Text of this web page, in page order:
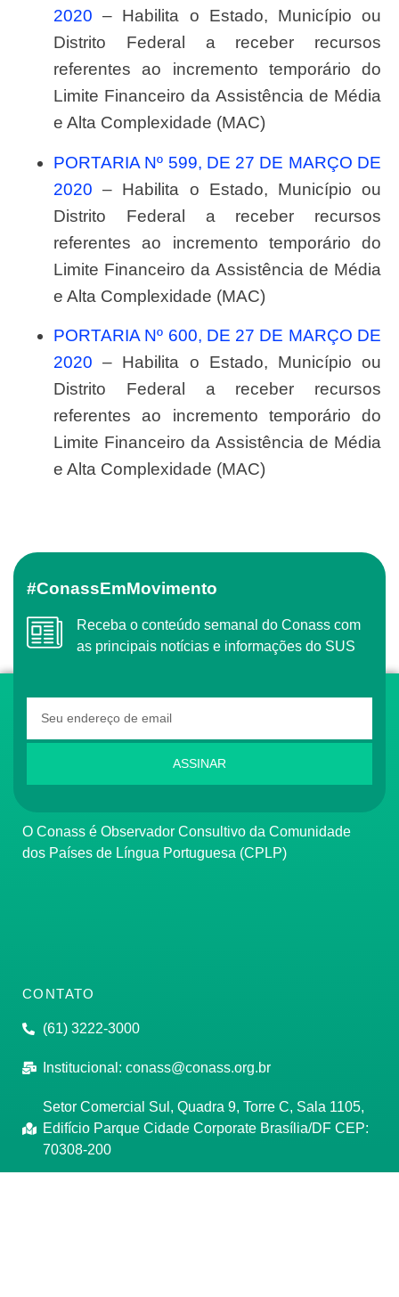
2020 – Habilita o Estado, Município ou
Distrito Federal a receber recursos
referentes ao incremento temporário do
Limite Financeiro da Assistência de Média
e Alta Complexidade (MAC)
PORTARIA Nº 599, DE 27 DE MARÇO DE
2020 – Habilita o Estado, Município ou
Distrito Federal a receber recursos
referentes ao incremento temporário do
Limite Financeiro da Assistência de Média
e Alta Complexidade (MAC)
PORTARIA Nº 600, DE 27 DE MARÇO DE
2020 – Habilita o Estado, Município ou
Distrito Federal a receber recursos
referentes ao incremento temporário do
Limite Financeiro da Assistência de Média
e Alta Complexidade (MAC)
#ConassEmMovimento
Receba o conteúdo semanal do Conass com
as principais notícias e informações do SUS
ASSINAR
O Conass é Observador Consultivo da Comunidade
dos Países de Língua Portuguesa (CPLP)
CONTATO
(61) 3222-3000
Institucional: conass@conass.org.br
Setor Comercial Sul, Quadra 9, Torre C, Sala 1105,
Edifício Parque Cidade Corporate Brasília/DF CEP:
70308-200